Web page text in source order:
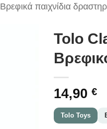
Βρεφικά παιχνίδια
Tolo
14,90 €
Tolo Toys